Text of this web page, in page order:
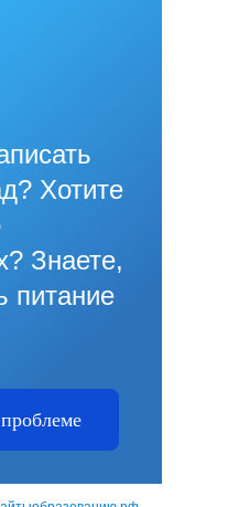
Хотите
Знаете,
питание